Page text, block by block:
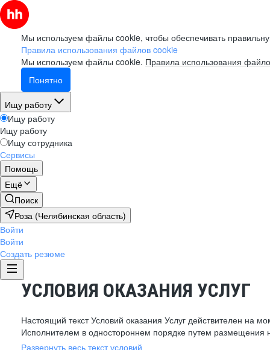
Мы используем файлы cookie, чтобы обеспечивать
Правила использования файлов cookie
Мы используем файлы cookie. Правила использования
Понятно
Ищу работу
Ищу работу
Ищу работу
Ищу сотрудника
Сервисы
Помощь
Ещё
Поиск
Роза (Челябинская область)
Войти
Войти
Создать резюме
УСЛОВИЯ ОКАЗАНИЯ УСЛУГ
Настоящий текст Условий оказания Услуг действителен на
Исполнителем в одностороннем порядке путем размещения
Развернуть весь текст условий